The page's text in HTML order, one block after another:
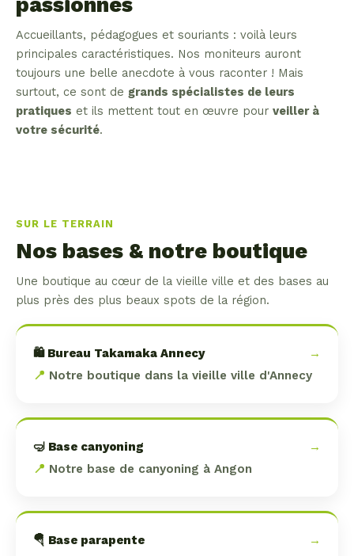
Accueillants, pédagogues et souriants : voilà leurs
principales caractéristiques. Nos moniteurs auront
toujours une belle anecdote à vous raconter ! Mais
surtout, ce sont de grands spécialistes de leurs
pratiques et ils mettent tout en œuvre pour veiller à
votre sécurité.
SUR LE TERRAIN
Nos bases & notre boutique
Une boutique au cœur de la vieille ville et des bases au
plus près des plus beaux spots de la région.
🛍️ Bureau Takamaka Annecy
→
📍 Notre boutique dans la vieille ville d'Annecy
🤿 Base canyoning
→
📍 Notre base de canyoning à Angon
🪂 Base parapente
→